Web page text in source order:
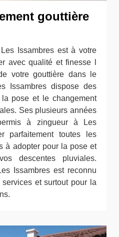
gouttière
Issambres est à votre
avec qualité et finesse l
votre gouttière dans le
Issambres dispose des
pose et le changement
Ses plusieurs années
à zingueur à Les
parfaitement toutes les
à adopter pour la pose et
descentes pluviales.
Issambres est reconnu
et surtout pour la